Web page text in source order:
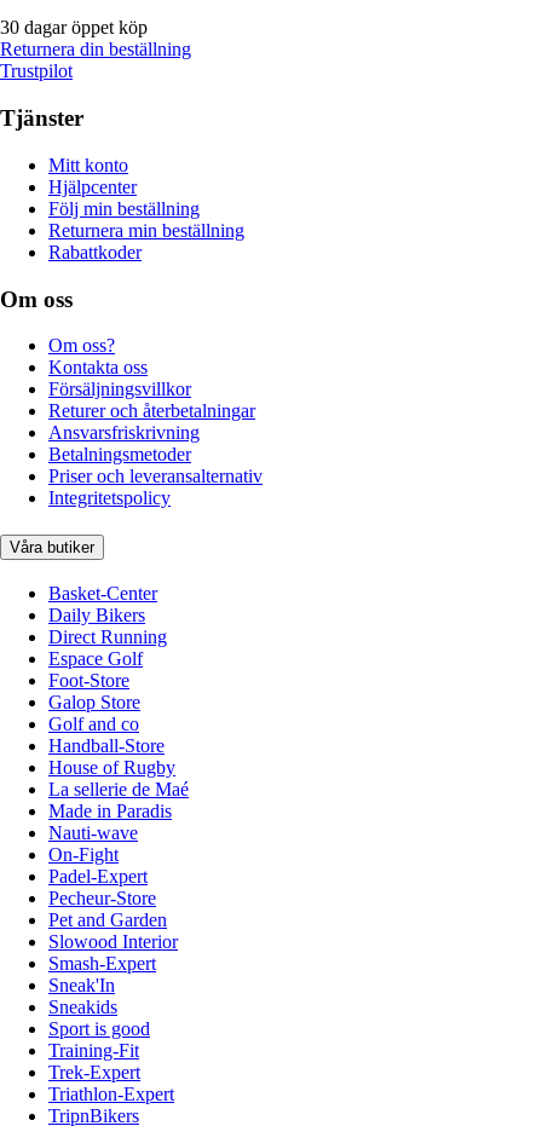
30 dagar öppet köp
Returnera din beställning
Trustpilot
Tjänster
Mitt konto
Hjälpcenter
Följ min beställning
Returnera min beställning
Rabattkoder
Om oss
Om oss?
Kontakta oss
Försäljningsvillkor
Returer och återbetalningar
Ansvarsfriskrivning
Betalningsmetoder
Priser och leveransalternativ
Integritetspolicy
Våra butiker
Basket-Center
Daily Bikers
Direct Running
Espace Golf
Foot-Store
Galop Store
Golf and co
Handball-Store
House of Rugby
La sellerie de Maé
Made in Paradis
Nauti-wave
On-Fight
Padel-Expert
Pecheur-Store
Pet and Garden
Slowood Interior
Smash-Expert
Sneak'In
Sneakids
Sport is good
Training-Fit
Trek-Expert
Triathlon-Expert
TripnBikers